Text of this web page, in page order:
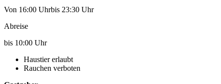
Von 16:00 Uhrbis 23:30 Uhr
Abreise
bis 10:00 Uhr
Haustier erlaubt
Rauchen verboten